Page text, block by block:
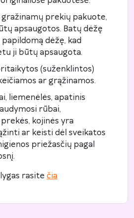
prekių pakuote,
apsaugotos. Batų dėžę
dėžę, kad
ji būtų apsaugota.
(suženklintos)
ar grąžinamos.
liemenėlės, apatinis
rūbai,
kojinės yra
ar keisti dėl sveikatos
priežasčių pagal
rasite čia